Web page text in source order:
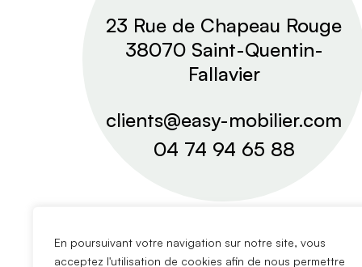
En poursuivant votre navigation sur notre site, vous
acceptez l'utilisation de cookies afin de nous permettre
23 Rue de Chapeau Rouge
38070 Saint-Quentin-
Fallavier
clients@easy-mobilier.com
04 74 94 65 88